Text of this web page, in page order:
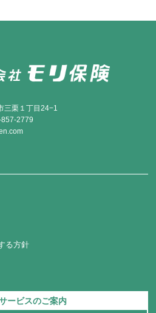
栗１丁目24−1
2779
る方針
ービスのご案内